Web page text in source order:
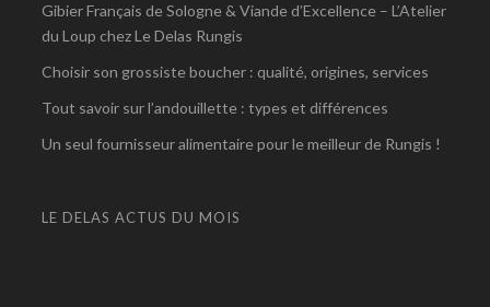
Gibier Français de Sologne & Viande d’Excellence – L’Atelier
du Loup chez Le Delas Rungis
Choisir son grossiste boucher : qualité, origines, services
Tout savoir sur l’andouillette : types et différences
Un seul fournisseur alimentaire pour le meilleur de Rungis !
LE DELAS ACTUS DU MOIS